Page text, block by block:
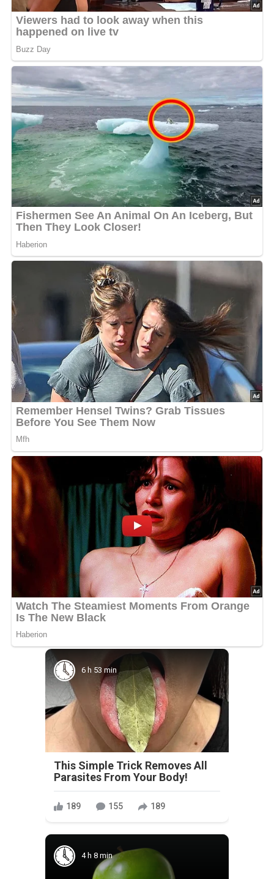
6 h 53 min
This Simple Trick Removes All
Parasites From Your Body!
189 155 189
4 h 8 min